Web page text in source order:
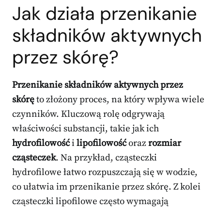
Jak działa przenikanie
składników aktywnych
przez skórę?
Przenikanie składników aktywnych przez
skóręto złożony proces, na który wpływa wiele
czynników. Kluczową rolę odgrywają
właściwości substancji, takie jak ich
hydrofilowośći lipofilowośćorazrozmiar
cząsteczek. Na przykład, cząsteczki
hydrofilowe łatwo rozpuszczają się w wodzie,
co ułatwia im przenikanie przez skórę. Z kolei
cząsteczki lipofilowe często wymagają